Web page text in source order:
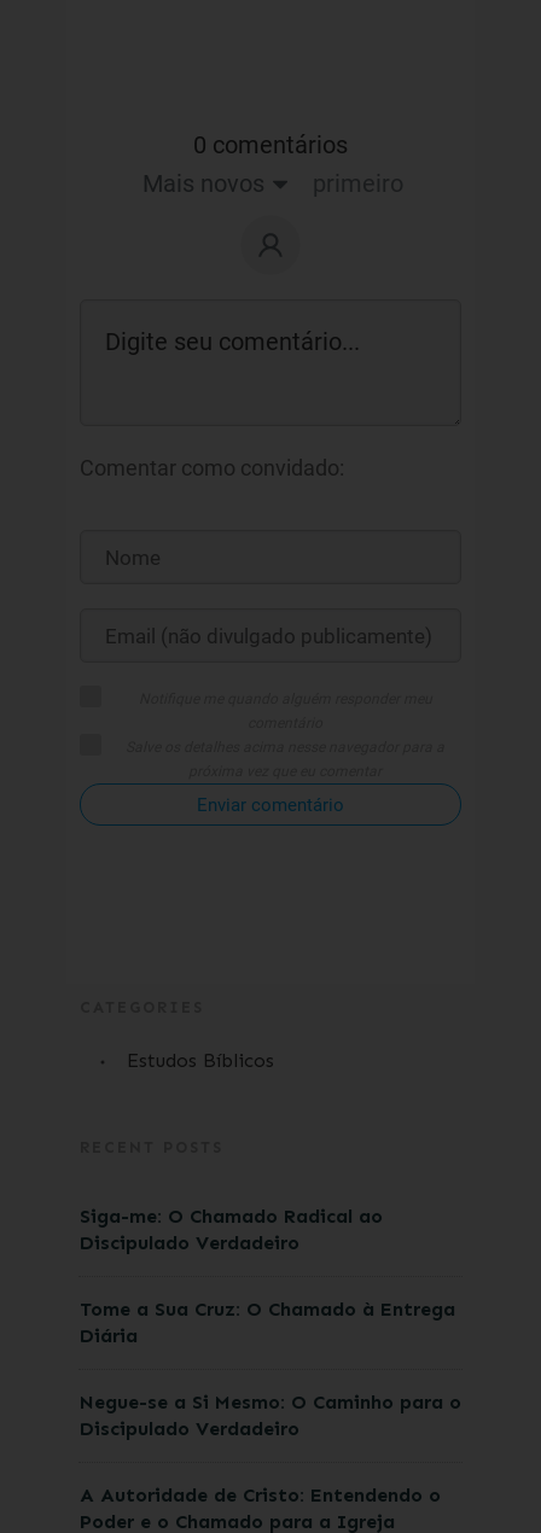
0 comentários
Mais novos
primeiro
Comentar como convidado:
Enviar comentário
Estudos Bíblicos
Siga-me: O Chamado Radical ao
Discipulado Verdadeiro
Tome a Sua Cruz: O Chamado à Entrega
Diária
Negue-se a Si Mesmo: O Caminho para o
Discipulado Verdadeiro
A Autoridade de Cristo: Entendendo o
Poder e o Chamado para a Igreja